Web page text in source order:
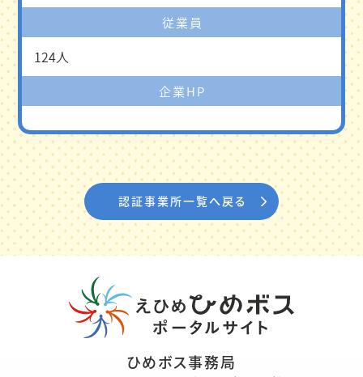
従業員
124人
企業HP
認証事業所一覧へ戻る
ひめボス事務局